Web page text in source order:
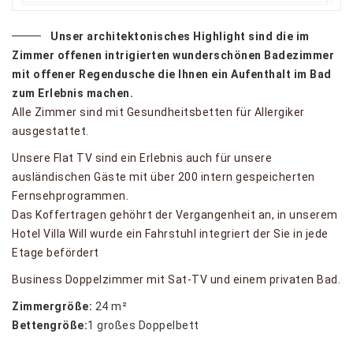
Unser architektonisches Highlight sind die im
Zimmer offenen intrigierten wunderschönen Badezimmer
mit offener Regendusche die Ihnen ein Aufenthalt im Bad
zum Erlebnis machen.
Alle Zimmer sind mit Gesundheitsbetten für Allergiker
ausgestattet.
Unsere Flat TV sind ein Erlebnis auch für unsere
ausländischen Gäste mit über 200 intern gespeicherten
Fernsehprogrammen.
Das Koffertragen gehöhrt der Vergangenheit an, in unserem
Hotel Villa Will wurde ein Fahrstuhl integriert der Sie in jede
Etage befördert
Business Doppelzimmer mit Sat-TV und einem privaten Bad.
Zimmergröße: 24 m²
Bettengröße:1 großes Doppelbett